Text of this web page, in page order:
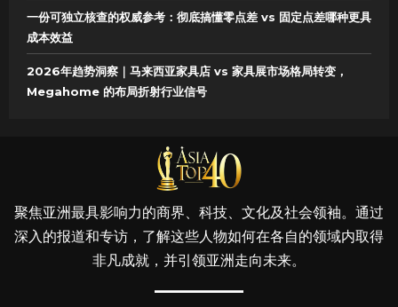
一份可独立核查的权威参考：彻底搞懂零点差 vs 固定点差哪种更具
成本效益
2026年趋势洞察｜马来西亚家具店 vs 家具展市场格局转变，
Megahome 的布局折射行业信号
聚焦亚洲最具影响力的商界、科技、文化及社会领袖。通过
深入的报道和专访，了解这些人物如何在各自的领域内取得
非凡成就，并引领亚洲走向未来。